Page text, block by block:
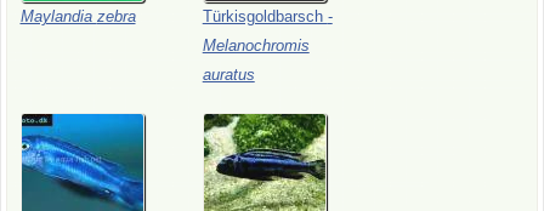
Maylandia zebra Türkisgoldbarsch -
Melanochromis
auratus